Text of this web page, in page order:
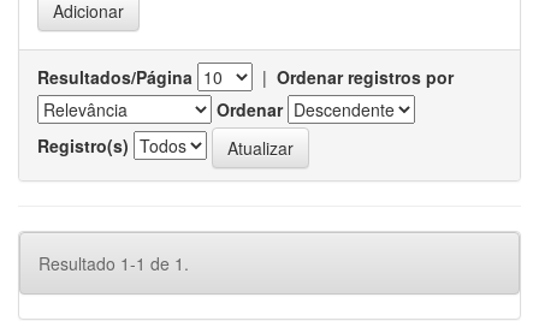
Resultados/Página | Ordenar registros por
Ordenar
Registro(s)
Resultado 1-1 de 1.